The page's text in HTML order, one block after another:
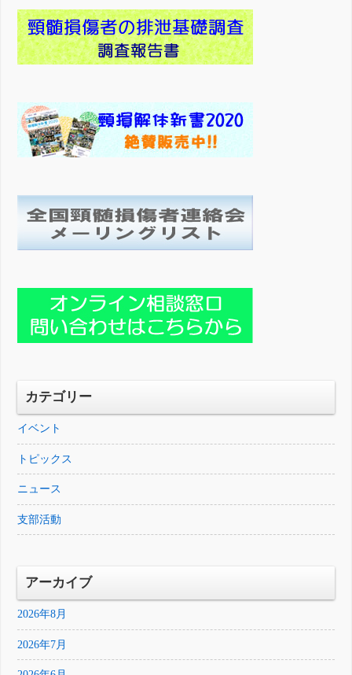
カテゴリー
イベント
トピックス
ニュース
支部活動
アーカイブ
2026年8月
2026年7月